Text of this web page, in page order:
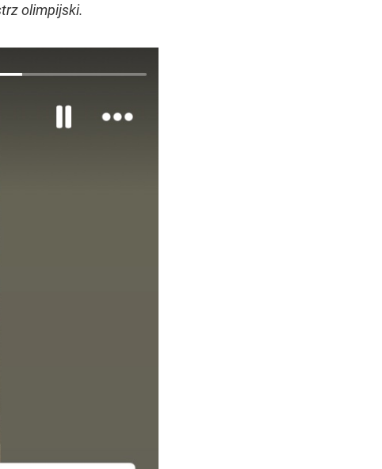
olimpijski.